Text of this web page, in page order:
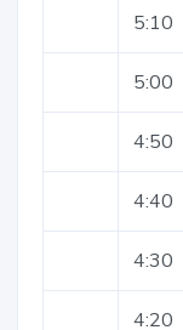
5:10
5:00
4:50
4:40
4:30
4:20